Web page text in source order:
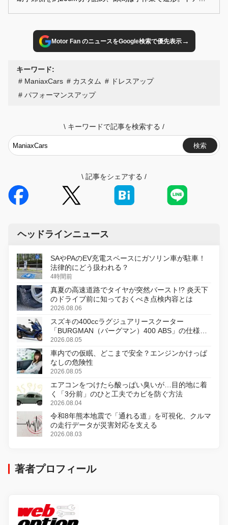
張りやシフトパネルまで新規製作し、世界初級の「違和感ゼ
Motor Fan のニュースをGoogle検索で優先表示→
キーワード:
ManiaxCars
カスタム
ドレスアップ
パフォーマンスアップ
\ キーワードで記事を検索する /
検索
\ 記事をシェアする /
ヘッドラインニュース
SAやPAのEV充電スペースにガソリン車が駐車！
法律的にどう扱われる？
4時間前
真夏の高速道路でタイヤが突然バースト!? 炎天下
のドライブ前に知っておくべき点検内容とは
2026.08.06
スズキの400ccラグジュアリースクーター
「BURGMAN（バーグマン）400 ABS」の仕様を
変更し、8月18日に発売
2026.08.05
車内での仮眠、どこまで安全？エンジンかけっぱ
なしの危険性
2026.08.05
エアコンをつけたら酸っぱい臭いが…目的地に着
く「3分前」のひと工夫でカビを防ぐ方法
2026.08.04
令和8年熊本地震で「通れる道」を可視化、クルマ
の走行データが災害対応を支える
2026.08.03
著者プロフィール